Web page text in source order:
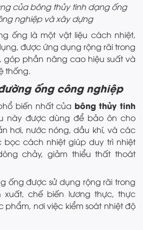
của bông thủy tinh dạng ống
nghiệp và xây dựng
ống là một vật liệu cách nhiệt,
được ứng dụng rộng rãi trong
góp phần nâng cao hiệu suất và
thống.
ống công nghiệp
biến nhất của bông thủy tinh
này được dùng để bảo ôn cho
hơi, nước nóng, dầu khí, và các
bọc cách nhiệt giúp duy trì nhiệt
chảy, giảm thiểu thất thoát
ống được sử dụng rộng rãi trong
chế biến lương thực, thực
phẩm, nơi việc kiểm soát nhiệt độ